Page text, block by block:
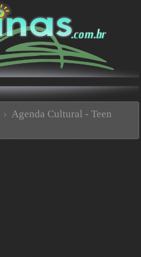
Agenda Cultural - Teen